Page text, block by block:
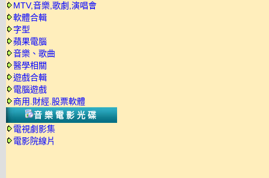
MTV,音樂,歌劇,演唱會
軟體合輯
字型
蘋果電腦
音樂、歌曲
醫學相關
遊戲合輯
電腦遊戲
商用.財經.股票軟體
音樂電影光碟
電視劇影集
電影院線片